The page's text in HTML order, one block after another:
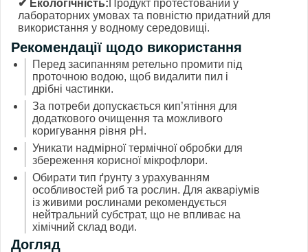
✔ Екологічність:Продукт протестований у
лабораторних умовах та повністю придатний для
використання у водному середовищі.
Рекомендації щодо використання
Перед засипанням ретельно промити під
проточною водою, щоб видалити пил і
дрібні частинки.
За потреби допускається кип’ятіння для
додаткового очищення та можливого
коригування рівня pH.
Уникати надмірної термічної обробки для
збереження корисної мікрофлори.
Обирати тип ґрунту з урахуванням
особливостей риб та рослин. Для акваріумів
із живими рослинами рекомендується
нейтральний субстрат, що не впливає на
хімічний склад води.
Догляд